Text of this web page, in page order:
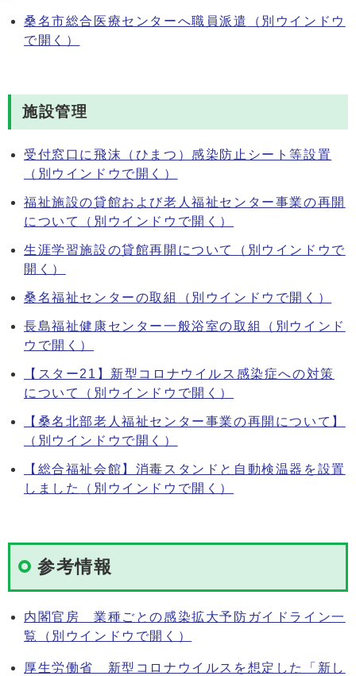
桑名市総合医療センターへ職員派遣
（別ウインドウ
で開く）
施設管理
受付窓口に飛沫（ひまつ）感染防止シート等設置
（別ウインドウで開く）
福祉施設の貸館および老人福祉センター事業の再開
について
（別ウインドウで開く）
生涯学習施設の貸館再開について
（別ウインドウで
開く）
桑名福祉センターの取組 （別ウインドウで開く）
長島福祉健康センター一般浴室の取組
（別ウインド
ウで開く）
【スター21】新型コロナウイルス感染症への対策
について
（別ウインドウで開く）
【桑名北部老人福祉センター事業の再開について】
（別ウインドウで開く）
【総合福祉会館】消毒スタンドと自動検温器を設置
しました
（別ウインドウで開く）
参考情報
内閣官房 業種ごとの感染拡大予防ガイドライン一
覧
（別ウインドウで開く）
厚生労働省 新型コロナウイルスを想定した「新し